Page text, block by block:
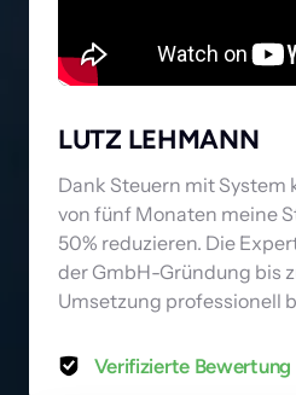
LUTZ LEHMANN
Dank Steuern mit
von fünf Monaten meine
50% reduzieren. Die
der GmbH-Gründung bis
Umsetzung professionell
Verifizierte Bewertung